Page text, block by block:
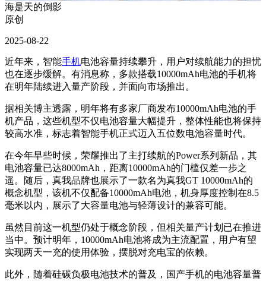
海是天的倒影
原创
2025-08-22
近年来，智能手机电池容量持续攀升，用户对续航能力的担忧
也在逐步缓解。有消息称，多款搭载10000mAh电池的手机将
在明年陆续进入量产阶段，并面向市场推出。
据相关博主透露，明年将有多家厂商发布10000mAh电池的手
机产品，这些机型不仅电池容量大幅提升，整体性能也将保持
较高水准，标志着智能手机正式迈入五位数电池容量时代。
在今年早些时候，荣耀推出了主打续航的Power系列新品，其
电池容量已达8000mAh，距离10000mAh的门槛仅差一步之
遥。随后，真我品牌也展示了一款名为真我GT 10000mAh的
概念机型，该机不仅配备10000mAh电池，机身厚度控制在8.5
毫米以内，展示了大容量电池与轻薄设计的兼容可能。
虽然目前这一机型仍处于概念阶段，但相关量产计划已在推进
当中。预计明年，10000mAh电池将成为主流配置，用户有望
实现两天一充的使用体验，摆脱对充电宝的依赖。
此外，随着硅碳负极电池技术的普及，国产手机的电池容量普